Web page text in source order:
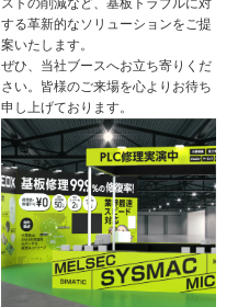
する革新的なソリューションをご提
案いたします。
ぜひ、当社ブースへお立ち寄りくだ
さい。皆様のご来場を心よりお待ち
申し上げております。